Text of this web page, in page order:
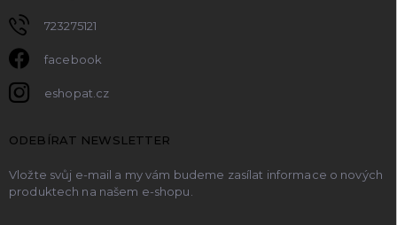
723275121
facebook
eshopat.cz
ODEBÍRAT NEWSLETTER
Vložte svůj e-mail a my vám budeme zasílat informace o nových
produktech na našem e-shopu.